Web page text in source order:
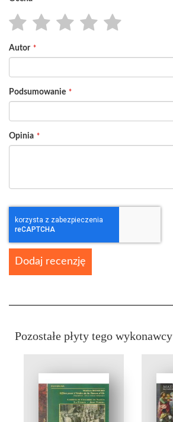
star
stars
stars
stars
stars
Autor
Podsumowanie
Opinia
Dodaj recenzję
Pozostałe płyty tego wykonawcy